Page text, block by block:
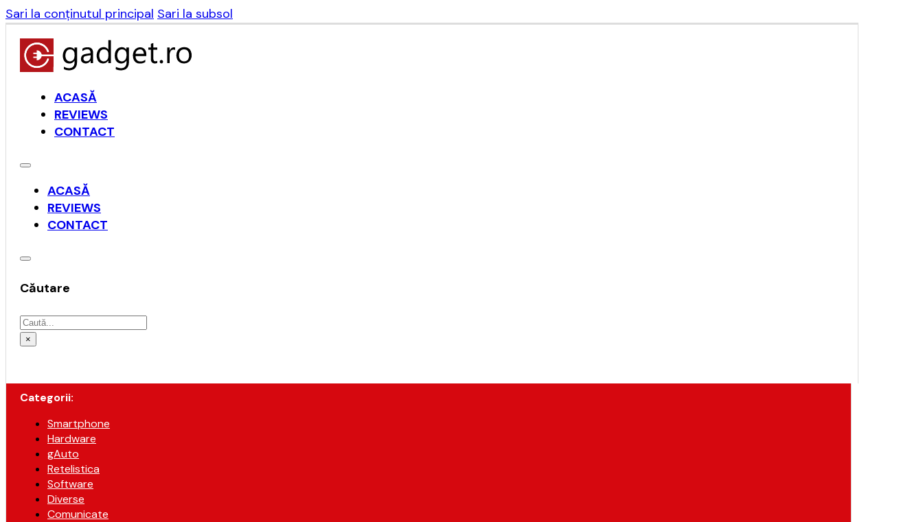
Sari la conținutul principal Sari la subsol
ACASĂ
REVIEWS
CONTACT
ACASĂ
REVIEWS
CONTACT
Căutare
Caută
×
Categorii:
Smartphone
Hardware
gAuto
Retelistica
Software
Diverse
Comunicate